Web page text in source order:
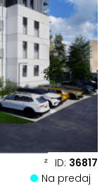
ID: 36817
Na predaj